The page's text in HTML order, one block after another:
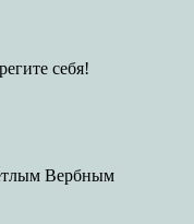
себя!
Вербным